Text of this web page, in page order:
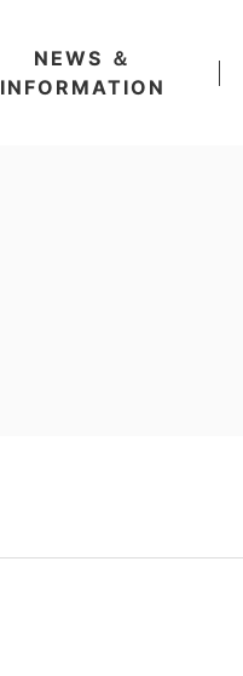
NEWS ＆
INFORMATION